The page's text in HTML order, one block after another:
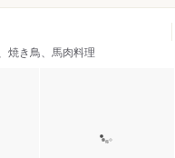
焼き鳥、馬肉料理